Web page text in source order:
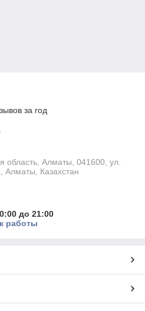
за год
область, Алматы, 041600, ул.
Казахстан
до 21:00
работы